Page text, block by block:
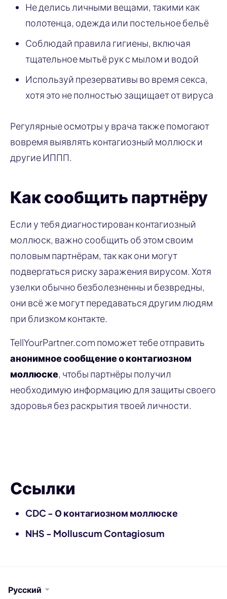
Не делись личными вещами, такими как
полотенца, одежда или постельное бельё
Соблюдай правила гигиены, включая
тщательное мытьё рук с мылом и водой
Используй презервативы во время секса,
хотя это не полностью защищает от вируса
Регулярные осмотры у врача также помогают
вовремя выявлять контагиозный моллюск и
другие ИППП.
Как сообщить партнёру
Если у тебя диагностирован контагиозный
моллюск, важно сообщить об этом своим
половым партнёрам, так как они могут
подвергаться риску заражения вирусом. Хотя
узелки обычно безболезненны и безвредны,
они всё же могут передаваться другим людям
при близком контакте.
TellYourPartner.com поможет тебе отправить
анонимное сообщение о контагиозном
моллюске, чтобы партнёры получил
необходимую информацию для защиты своего
здоровья без раскрытия твоей личности.
Ссылки
CDC - О контагиозном моллюске
NHS - Molluscum Contagiosum
Русский